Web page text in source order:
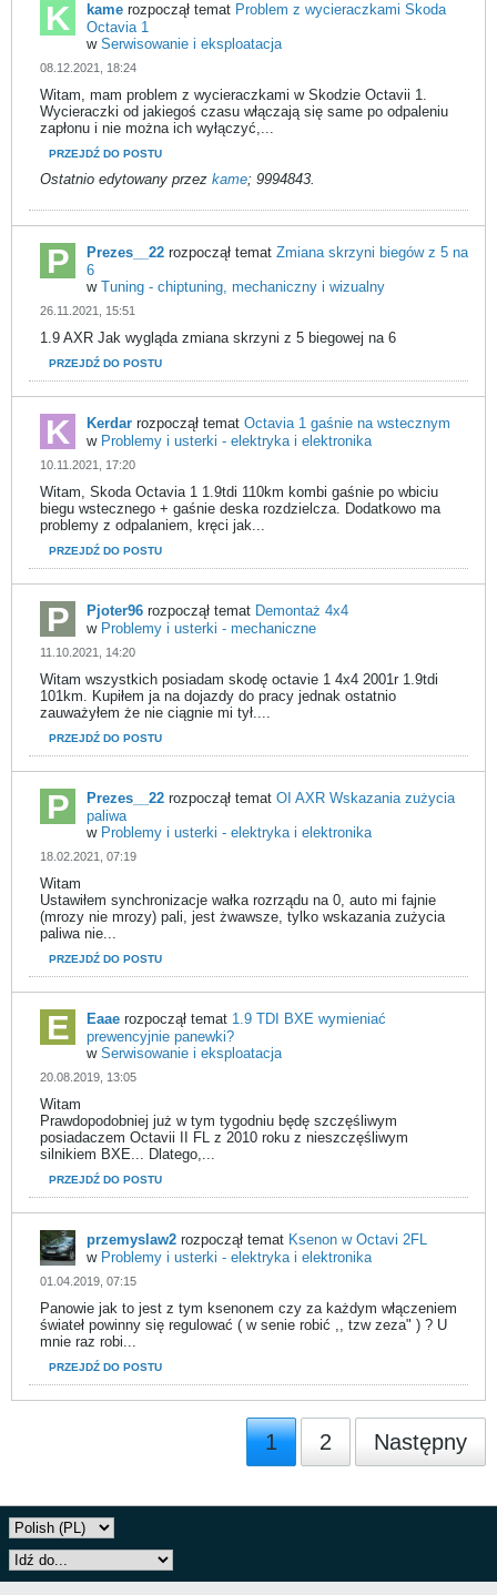
kame rozpoczął temat Problem z wycieraczkami Skoda
Octavia 1
w Serwisowanie i eksploatacja
08.12.2021, 18:24
Witam, mam problem z wycieraczkami w Skodzie Octavii 1.
Wycieraczki od jakiegoś czasu włączają się same po odpaleniu
zapłonu i nie można ich wyłączyć,...
PRZEJDŹ DO POSTU
Ostatnio edytowany przez kame; 9994843.
Prezes__22 rozpoczął temat Zmiana skrzyni biegów z 5 na
6
w Tuning - chiptuning, mechaniczny i wizualny
26.11.2021, 15:51
1.9 AXR Jak wygląda zmiana skrzyni z 5 biegowej na 6
PRZEJDŹ DO POSTU
Kerdar rozpoczął temat Octavia 1 gaśnie na wstecznym
w Problemy i usterki - elektryka i elektronika
10.11.2021, 17:20
Witam, Skoda Octavia 1 1.9tdi 110km kombi gaśnie po wbiciu
biegu wstecznego + gaśnie deska rozdzielcza. Dodatkowo ma
problemy z odpalaniem, kręci jak...
PRZEJDŹ DO POSTU
Pjoter96 rozpoczął temat Demontaż 4x4
w Problemy i usterki - mechaniczne
11.10.2021, 14:20
Witam wszystkich posiadam skodę octavie 1 4x4 2001r 1.9tdi
101km. Kupiłem ja na dojazdy do pracy jednak ostatnio
zauważyłem że nie ciągnie mi tył....
PRZEJDŹ DO POSTU
Prezes__22 rozpoczął temat OI AXR Wskazania zużycia
paliwa
w Problemy i usterki - elektryka i elektronika
18.02.2021, 07:19
Witam
Ustawiłem synchronizacje wałka rozrządu na 0, auto mi fajnie
(mrozy nie mrozy) pali, jest żwawsze, tylko wskazania zużycia
paliwa nie...
PRZEJDŹ DO POSTU
Eaae rozpoczął temat 1.9 TDI BXE wymieniać
prewencyjnie panewki?
w Serwisowanie i eksploatacja
20.08.2019, 13:05
Witam
Prawdopodobniej już w tym tygodniu będę szczęśliwym
posiadaczem Octavii II FL z 2010 roku z nieszczęśliwym
silnikiem BXE... Dlatego,...
PRZEJDŹ DO POSTU
przemyslaw2 rozpoczął temat Ksenon w Octavi 2FL
w Problemy i usterki - elektryka i elektronika
01.04.2019, 07:15
Panowie jak to jest z tym ksenonem czy za każdym włączeniem
świateł powinny się regulować ( w senie robić ,, tzw zeza" ) ? U
mnie raz robi...
PRZEJDŹ DO POSTU
1 2 Następny